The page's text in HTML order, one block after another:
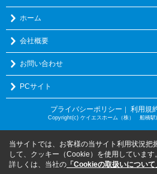
ホーム
会社概要
お問い合わせ
PCサイト
プライバシーポリシー ｜ 利用規
Copyright(c) ケイエスホーム（株） 船橋駅
当サイトでは、お客様の当サイト利用状況把
して、クッキー（Cookie）を使用しています。
詳しくは、当社の 「Cookieの取扱いについて